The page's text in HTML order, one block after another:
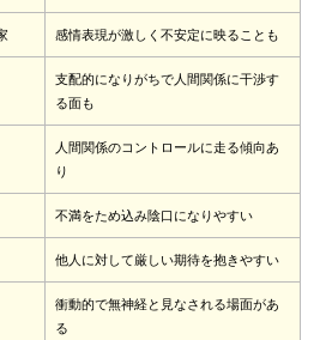
感情表現が激しく不安定に映ることも
支配的になりがちで人間関係に干渉す
る面も
人間関係のコントロールに走る傾向あ
り
不満をため込み陰口になりやすい
他人に対して厳しい期待を抱きやすい
衝動的で無神経と見なされる場面があ
る